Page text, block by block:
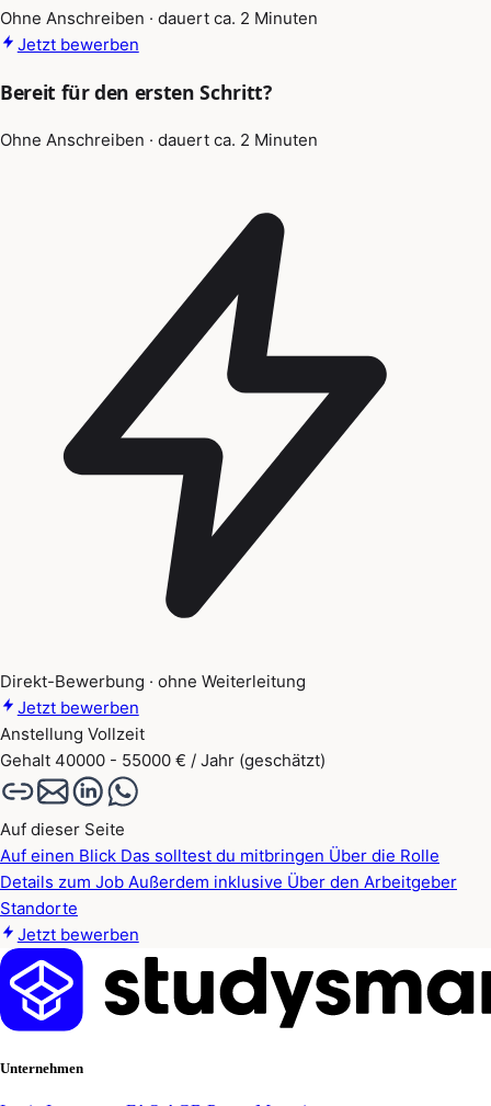
Ohne Anschreiben · dauert ca. 2 Minuten
Jetzt bewerben
Bereit für den ersten Schritt?
Ohne Anschreiben · dauert ca. 2 Minuten
Direkt-Bewerbung · ohne Weiterleitung
Jetzt bewerben
Anstellung Vollzeit
Gehalt 40000 - 55000 € / Jahr (geschätzt)
Auf dieser Seite
Auf einen Blick Das solltest du mitbringen Über die Rolle
Details zum Job Außerdem inklusive Über den Arbeitgeber
Standorte
Jetzt bewerben
Unternehmen